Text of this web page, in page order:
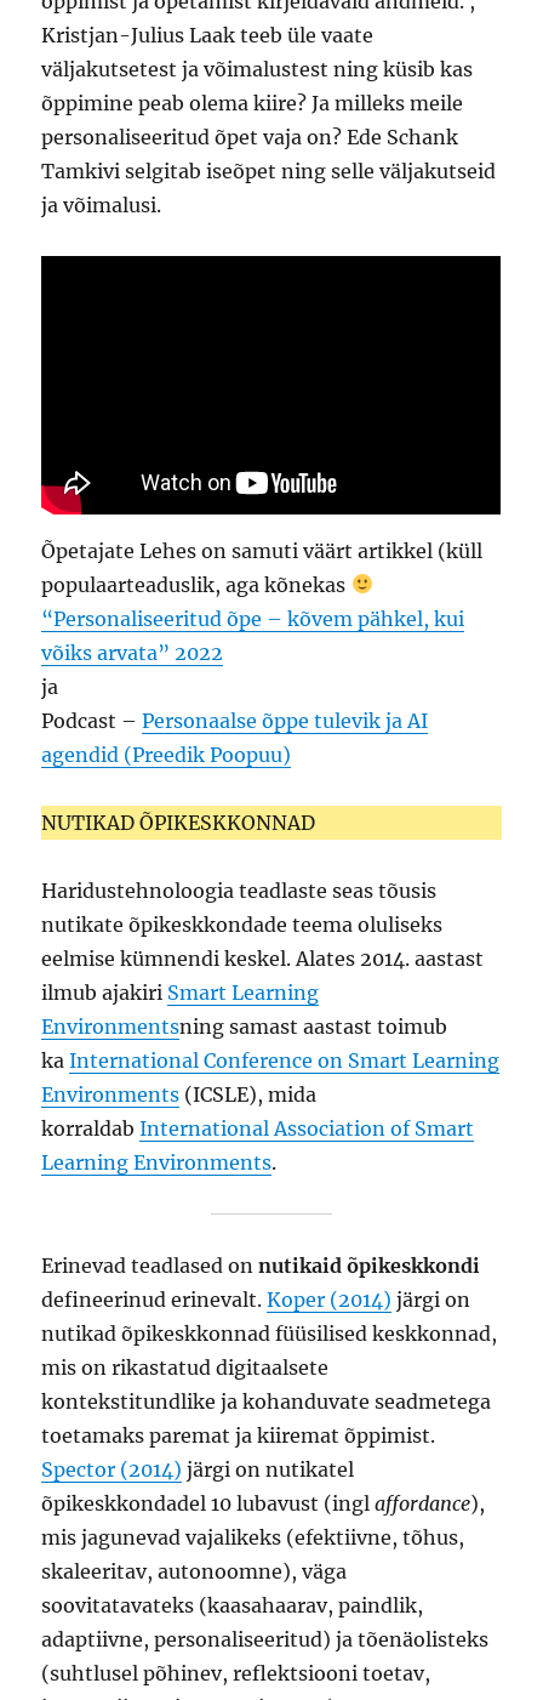
Kristjan-Julius Laak teeb üle vaate
väljakutsetest ja võimalustest ning küsib kas
õppimine peab olema kiire? Ja milleks meile
personaliseeritud õpet vaja on? Ede Schank
Tamkivi selgitab iseõpet ning selle väljakutseid
ja võimalusi.
Õpetajate Lehes on samuti väärt artikkel (küll
populaarteaduslik, aga kõnekas
“Personaliseeritud õpe – kõvem pähkel, kui
võiks arvata” 2022
ja
Podcast –Personaalse õppe tulevik ja AI
agendid (Preedik Poopuu)
NUTIKAD ÕPIKESKKONNAD
Haridustehnoloogia teadlaste seas tõusis
nutikate õpikeskkondade teema oluliseks
eelmise kümnendi keskel. Alates 2014. aastast
ilmub ajakiri Smart Learning
Environmentsning samast aastast toimub
kaInternational Conference on Smart Learning
Environments (ICSLE), mida
korraldabInternational Association of Smart
Learning Environments.
Erinevad teadlased onnutikaid õpikeskkondi
defineerinud erinevalt.Koper (2014) järgi on
nutikad õpikeskkonnad füüsilised keskkonnad,
mis on rikastatud digitaalsete
kontekstitundlike ja kohanduvate seadmetega
toetamaks paremat ja kiiremat õppimist.
Spector (2014) järgi on nutikatel
õpikeskkondadel 10 lubavust (inglaffordance),
mis jagunevad vajalikeks (efektiivne, tõhus,
skaleeritav, autonoomne), väga
soovitatavateks (kaasahaarav, paindlik,
adaptiivne, personaliseeritud) ja tõenäolisteks
(suhtlusel põhinev, reflektsiooni toetav,